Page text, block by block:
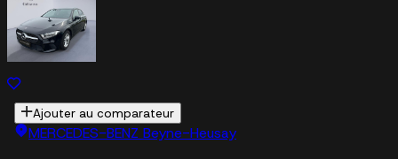
Ajouter au comparateur
MERCEDES-BENZ Beyne-Heusay